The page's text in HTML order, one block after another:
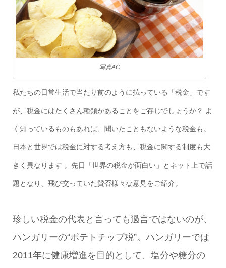
写真AC
私たちの日常生活で当たり前のように払っている「税金」です
が、税金にはたくさん種類があることをご存じでしょうか？ よ
く知っているものもあれば、聞いたこともないような税金も。
日本と世界では税金に対する考え方も、税金に関する制度も大
きく異なります 。先日「世界の税金が面白い」とネット上で話
題となり、飛び交っていた賛否様々な意見をご紹介。
珍しい税金の代表と言っても過言ではないのが、
ハンガリーの“ポテトチップ税”。ハンガリーでは
2011年に健康増進を目的として、塩分や糖分の